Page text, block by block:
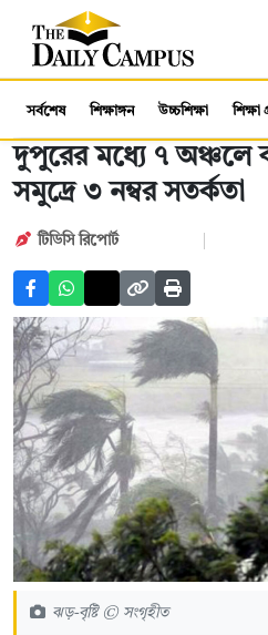
সর্বশেষ শিক্ষাঙ্গন উচ্চশিক্ষা শিক্ষা
দুপুরের মধ্যে ৭ অঞ্চলে
সমুদ্রে ৩ নম্বর সতর্কতা
টিডিসি রিপোর্ট
ঝড়-বৃষ্টি © সংগৃহীত